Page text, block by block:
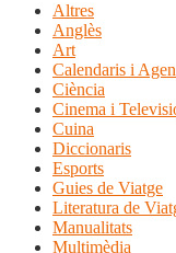
Altres
Anglès
Art
Calendaris i
Ciència
Cinema i
Cuina
Diccionaris
Esports
Guies de Viatge
Literatura de
Manualitats
Multimèdia